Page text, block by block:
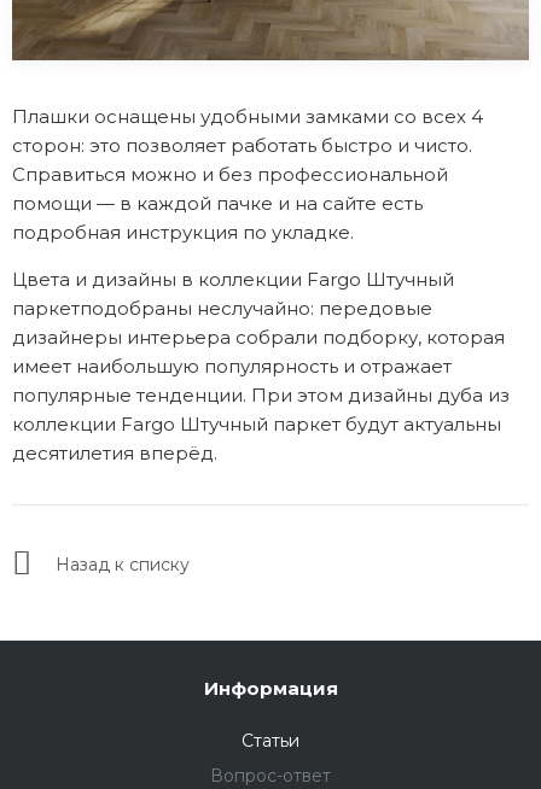
Плашки оснащены удобными замками со всех 4
сторон: это позволяет работать быстро и чисто.
Справиться можно и без профессиональной
помощи — в каждой пачке и на сайте есть
подробная инструкция по укладке.
Цвета и дизайны в коллекции Fargo Штучный
паркетподобраны неслучайно: передовые
дизайнеры интерьера собрали подборку, которая
имеет наибольшую популярность и отражает
популярные тенденции. При этом дизайны дуба из
коллекции Fargo Штучный паркет будут актуальны
десятилетия вперёд.
Назад к списку
Информация
Статьи
Вопрос-ответ